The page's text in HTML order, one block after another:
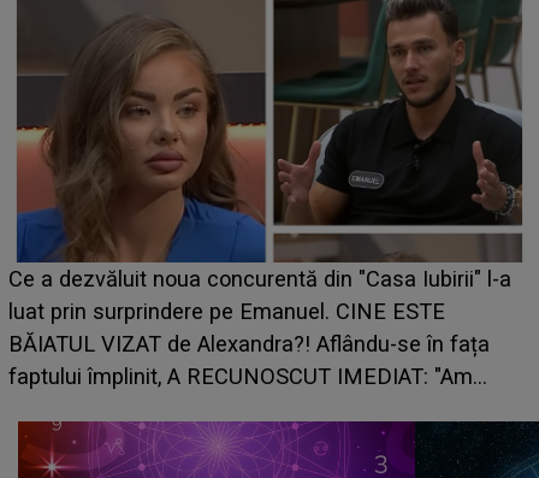
l-a
fața
HOROSCOP de weekend, 8-9 august 2026.
care riscă să rămână fără bani. O decizie
grabă îi aduce pierderi semnificative și îi dă
planurile peste cap